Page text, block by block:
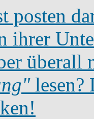
posten
ihrer
überall
lesen?